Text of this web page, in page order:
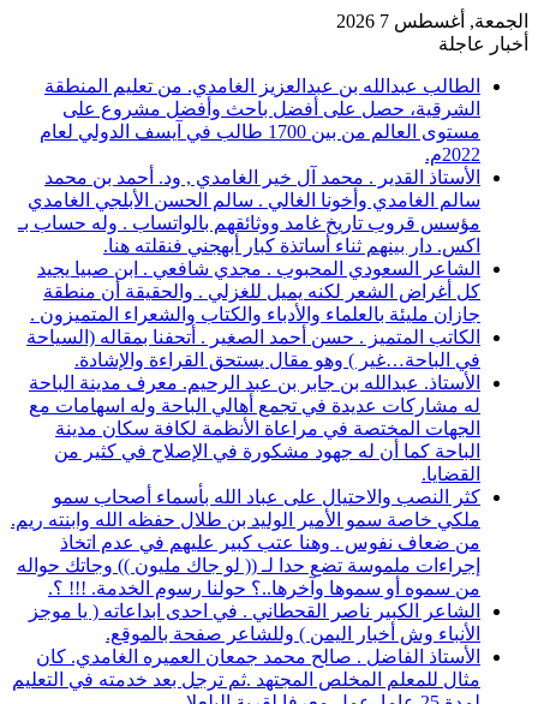
الجمعة, أغسطس 7 2026
أخبار عاجلة
الطالب عبدالله بن عبدالعزيز الغامدي. من تعليم المنطقة
الشرقية، حصل على أفضل باحث وأفضل مشروع على
مستوى العالم من بين 1700 طالب في آيسف الدولي لعام
2022م.
الأستاذ القدير . محمد آل خير الغامدي , ود. أحمد بن محمد
سالم الغامدي وأخونا الغالي . سالم الحسن الأبلجي الغامدي
مؤسس قروب تاريخ غامد ووثائقهم بالواتساب . وله حساب بـ
اكس. دار بينهم ثناء أساتذة كبار أبهجني فنقلته هنا.
الشاعر السعودي المحبوب . مجدي شافعي . ابن صبيا يجيد
كل أغراض الشعر لكنه يميل للغزلي . والحقيقة أن منطقة
جازان مليئة بالعلماء والأدباء والكتاب والشعراء المتميزون .
الكاتب المتميز . حسن أحمد الصغير . أتحفنا بمقاله (السياحة
في الباحة…غير ) وهو مقال يستحق القراءة والإشادة.
الأستاذ. عبدالله بن جابر بن عبد الرحيم. معرف مدينة الباحة
له مشاركات عديدة في تجمع أهالي الباحة وله اسهامات مع
الجهات المختصة في مراعاة الأنظمة لكافة سكان مدينة
الباحة كما أن له جهود مشكورة في الإصلاح في كثير من
القضايا.
كثر النصب والاحتيال على عباد الله بأسماء أصحاب سمو
ملكي خاصة سمو الأمير الوليد بن طلال حفظه الله وابنته ريم.
من ضعاف نفوس . وهنا عتب كبير عليهم في عدم اتخاذ
إجراءات ملموسة تضع حدا لـ (( لو جاك مليون )) وجاتك حواله
من سموه أو سموها وآخرها..؟ حولنا رسوم الخدمة. !!! ؟.
الشاعر الكبير ناصر القحطاني . في احدى ابداعاته ( يا موجز
الأنباء وش أخبار اليمن ) وللشاعر صفحة بالموقع.
الأستاذ الفاضل . صالح محمد جمعان العميره الغامدي. كان
مثال للمعلم المخلص المجتهد .ثم ترجل بعد خدمته في التعليم